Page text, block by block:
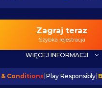
Zagraj teraz
Szybka rejestracja
WIĘCEJ INFORMACJI
& Conditions Play Responsibly